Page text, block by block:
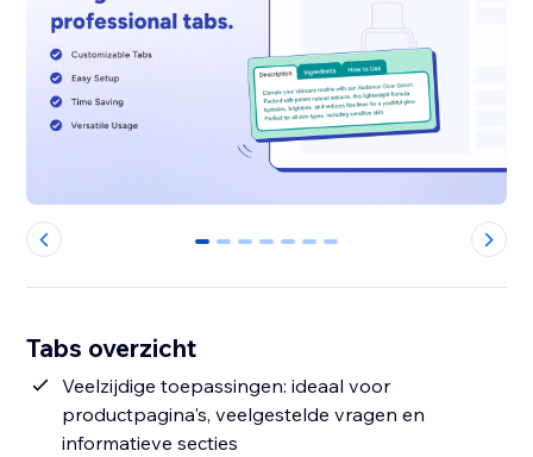
0 1 2 3 4 5 6
Tabs overzicht
Veelzijdige toepassingen: ideaal voor
productpagina's, veelgestelde vragen en
informatieve secties